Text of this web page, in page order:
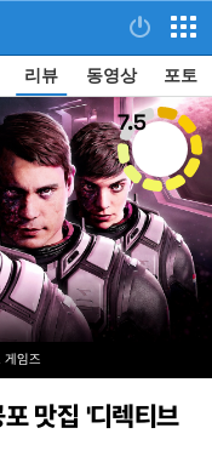
리뷰 동영상 포토
7.5
임즈
맛집 '디렉티브